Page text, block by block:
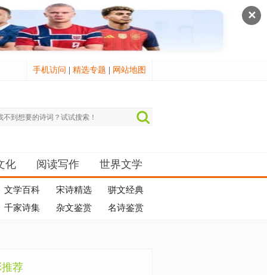
✕
手机访问 精选专题 网站地图
化 阅读写作 世界文学
文学百科 宋诗精选
骈文经典
千家诗集
杂文鉴赏 名诗鉴赏
荐